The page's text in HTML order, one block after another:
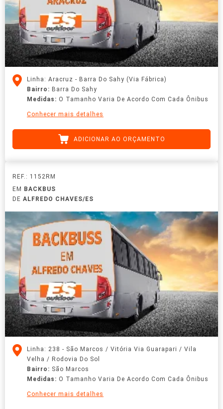
Linha: Aracruz - Barra Do Sahy (Via Fábrica)
Bairro: Barra Do Sahy
Medidas: O Tamanho Varia De Acordo Com Cada Ônibus
Conhecer mais detalhes
ADICIONAR AO ORÇAMENTO
REF.: 1152RM
EM
BACKBUS
DE ALFREDO CHAVES/ES
Linha: 238 - São Marcos / Vitória Via Guarapari / Vila
Velha / Rodovia Do Sol
Bairro: São Marcos
Medidas: O Tamanho Varia De Acordo Com Cada Ônibus
Conhecer mais detalhes